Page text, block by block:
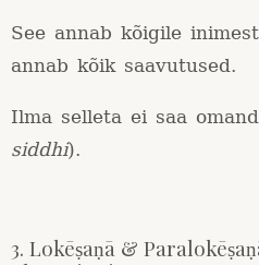
See annab kõigile
annab kõik saavutused.
Ilma selleta ei saa
siddhi).
3. Lokēṣaṇā &